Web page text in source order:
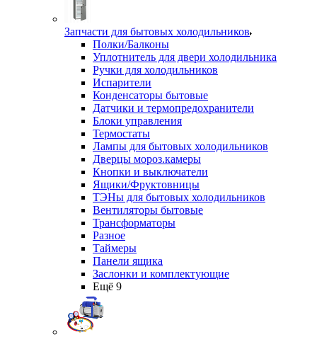
Запчасти для бытовых холодильников
Полки/Балконы
Уплотнитель для двери холодильника
Ручки для холодильников
Испарители
Конденсаторы бытовые
Датчики и термопредохранители
Блоки управления
Термостаты
Лампы для бытовых холодильников
Дверцы мороз.камеры
Кнопки и выключатели
Ящики/Фруктовницы
ТЭНы для бытовых холодильников
Вентиляторы бытовые
Трансформаторы
Разное
Таймеры
Панели ящика
Заслонки и комплектующие
Ещё 9